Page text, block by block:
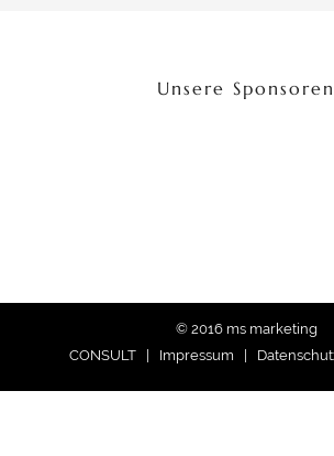
Unsere Sponsoren
© 2016 ms marketing
CONSULT | Impressum |